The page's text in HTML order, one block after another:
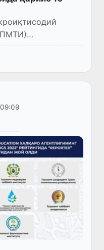
ҳудудларида
хизмат кўрсатиш
таҳли...
09:09